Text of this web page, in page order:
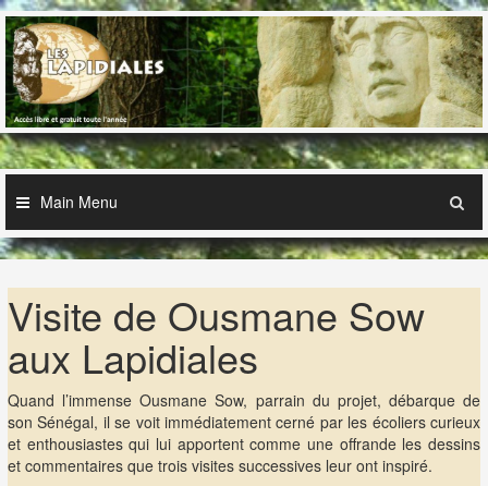
Skip
to
content
Main Menu
Visite de Ousmane Sow
aux Lapidiales
Quand l’immense Ousmane Sow, parrain du projet, débarque de
son Sénégal, il se voit immédiatement cerné par les écoliers curieux
et enthousiastes qui lui apportent comme une offrande les dessins
et commentaires que trois visites successives leur ont inspiré.